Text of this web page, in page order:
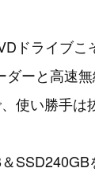
ドライブこ
ダーと高速
使い勝手は
SSD240GB